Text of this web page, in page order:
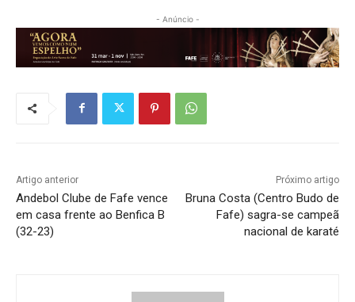
- Anúncio -
Artigo anterior
Andebol Clube de Fafe vence
em casa frente ao Benfica B
(32-23)
Próximo artigo
Bruna Costa (Centro Budo de
Fafe) sagra-se campeã
nacional de karaté